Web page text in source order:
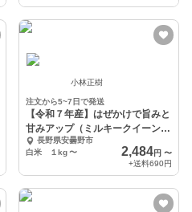
小林正樹
注文から5~7日で発送
【令和７年産】はぜかけで旨みと
甘みアップ（ミルキークイーン/
白米）【自然栽培】
長野県安曇野市
白米 １kg 〜 2,484円 〜
+送料690円